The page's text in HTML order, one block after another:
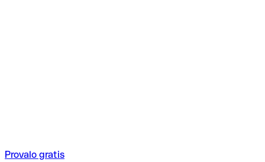
Provalo gratis